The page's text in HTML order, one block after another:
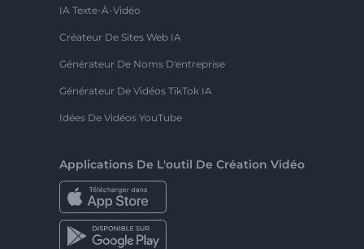
IA Texte-À-Vidéo
Créateur De Sites Web IA
Générateur De Noms D'entreprise
Générateur De Vidéos TikTok IA
Idées De Vidéos YouTube
Applications De L'outil De Création Vidéo